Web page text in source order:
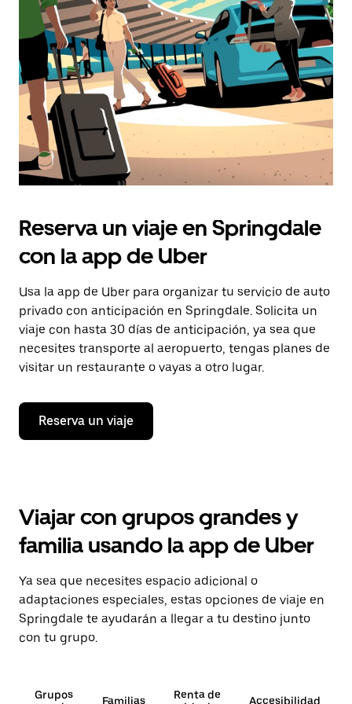
tecla Esc
para
cerrar
el
calendario.
Reserva un viaje en Springdale
con la app de Uber
Usa la app de Uber para organizar tu servicio de auto
privado con anticipación en Springdale. Solicita un
viaje con hasta 30 días de anticipación, ya sea que
necesites transporte al aeropuerto, tengas planes de
visitar un restaurante o vayas a otro lugar.
Reserva un viaje
Viajar con grupos grandes y
familia usando la app de Uber
Ya sea que necesites espacio adicional o
adaptaciones especiales, estas opciones de viaje en
Springdale te ayudarán a llegar a tu destino junto
con tu grupo.
Grupos
Familias
Renta de
Accesibilidad